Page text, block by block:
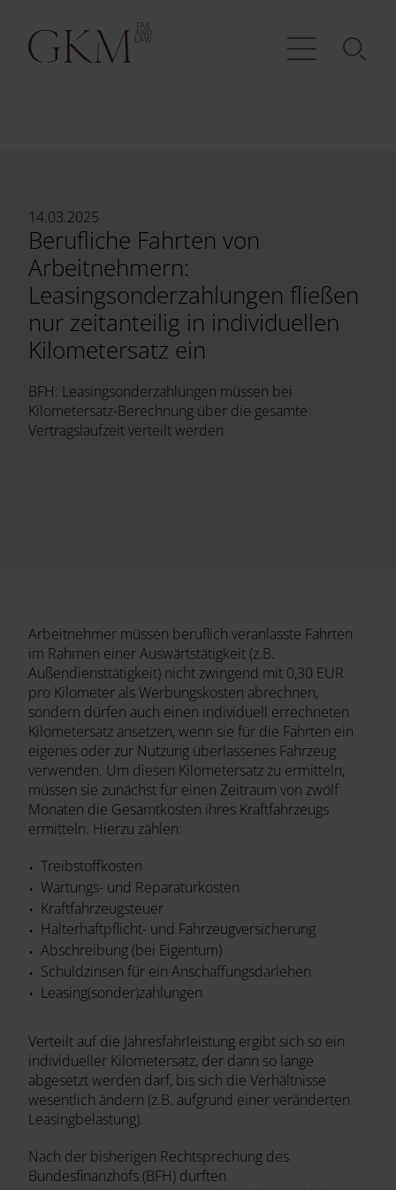
14.03.2025
Berufliche Fahrten von
Arbeitnehmern:
Leasingsonderzahlungen fließen
nur zeitanteilig in individuellen
Kilometersatz ein
BFH: Leasingsonderzahlungen müssen bei
Kilometersatz-Berechnung über die gesamte
Vertragslaufzeit verteilt werden
Arbeitnehmer müssen beruflich veranlasste Fahrten
im Rahmen einer Auswärtstätigkeit (z.B.
Außendiensttätigkeit) nicht zwingend mit 0,30 EUR
pro Kilometer als Werbungskosten abrechnen,
sondern dürfen auch einen individuell errechneten
Kilometersatz ansetzen, wenn sie für die Fahrten ein
eigenes oder zur Nutzung überlassenes Fahrzeug
verwenden. Um diesen Kilometersatz zu ermitteln,
müssen sie zunächst für einen Zeitraum von zwölf
Monaten die Gesamtkosten ihres Kraftfahrzeugs
ermitteln. Hierzu zählen:
Treibstoffkosten
Wartungs- und Reparaturkosten
Kraftfahrzeugsteuer
Halterhaftpflicht- und Fahrzeugversicherung
Abschreibung (bei Eigentum)
Schuldzinsen für ein Anschaffungsdarlehen
Leasing(sonder)zahlungen
Verteilt auf die Jahresfahrleistung ergibt sich so ein
individueller Kilometersatz, der dann so lange
abgesetzt werden darf, bis sich die Verhältnisse
wesentlich ändern (z.B. aufgrund einer veränderten
Leasingbelastung).
Nach der bisherigen Rechtsprechung des
Bundesfinanzhofs (BFH) durften